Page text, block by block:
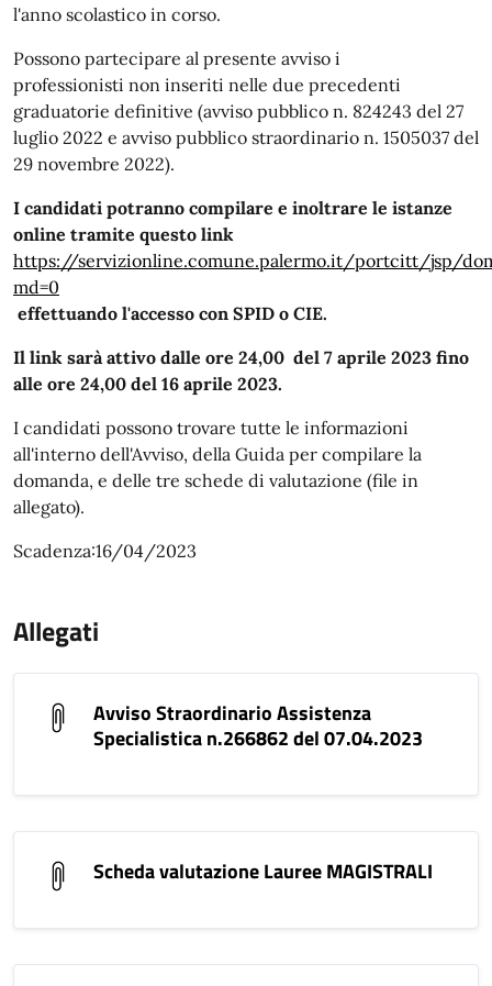
l'anno scolastico in corso.
Possono partecipare al presente avviso i
professionisti non inseriti nelle due precedenti
graduatorie definitive (avviso pubblico n. 824243 del 27
luglio 2022 e avviso pubblico straordinario n. 1505037 del
29 novembre 2022).
I candidati potranno compilare e inoltrare le istanze
online tramite questo link
https://servizionline.comune.palermo.it/portcitt/jsp/
md=0
effettuando l'accesso con SPID o CIE.
Il link sarà attivo dalle ore 24,00 del 7 aprile 2023 fino
alle ore 24,00 del 16 aprile 2023.
I candidati possono trovare tutte le informazioni
all'interno dell'Avviso, della Guida per compilare la
domanda, e delle tre schede di valutazione (file in
allegato).
Scadenza:16/04/2023
Allegati
Avviso Straordinario Assistenza
Specialistica n.266862 del 07.04.2023
Scheda valutazione Lauree MAGISTRALI